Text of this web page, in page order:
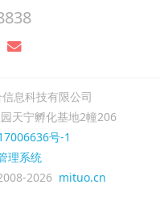
息科技有限公司
天宁孵化基地2幢206
号-1
理系统
2026 mituo.cn